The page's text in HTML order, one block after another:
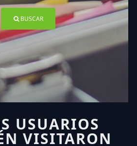
BUSCAR
USUARIOS
VISITARON